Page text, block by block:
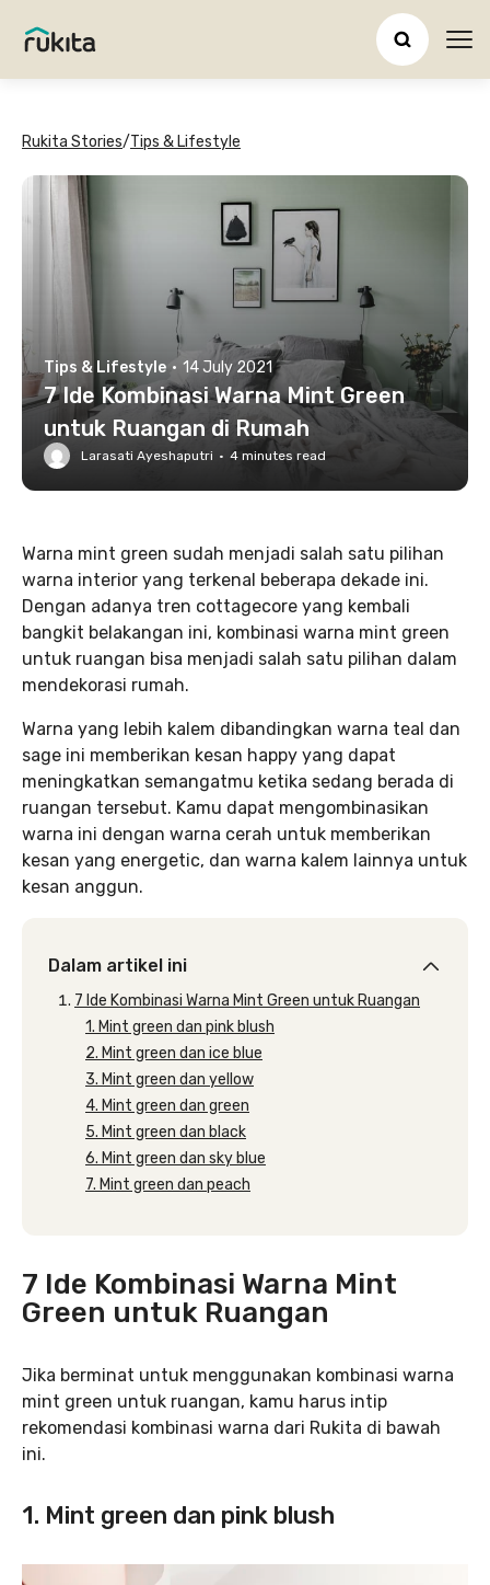
Rukita Stories/Tips & Lifestyle
Tips & Lifestyle · 14 July 2021
7 Ide Kombinasi Warna Mint Green
untuk Ruangan di Rumah
Larasati Ayeshaputri · 4 minutes read
Warna mint green sudah menjadi salah satu pilihan
warna interior yang terkenal beberapa dekade ini.
Dengan adanya tren cottagecore yang kembali
bangkit belakangan ini, kombinasi warna mint green
untuk ruangan bisa menjadi salah satu pilihan dalam
mendekorasi rumah.
Warna yang lebih kalem dibandingkan warna teal dan
sage ini memberikan kesan happy yang dapat
meningkatkan semangatmu ketika sedang berada di
ruangan tersebut. Kamu dapat mengombinasikan
warna ini dengan warna cerah untuk memberikan
kesan yang energetic, dan warna kalem lainnya untuk
kesan anggun.
Dalam artikel ini
7 Ide Kombinasi Warna Mint Green untuk Ruangan
1. Mint green dan pink blush
2. Mint green dan ice blue
3. Mint green dan yellow
4. Mint green dan green
5. Mint green dan black
6. Mint green dan sky blue
7. Mint green dan peach
7 Ide Kombinasi Warna Mint
Green untuk Ruangan
Jika berminat untuk menggunakan kombinasi warna
mint green untuk ruangan, kamu harus intip
rekomendasi kombinasi warna dari Rukita di bawah
ini.
1. Mint green dan pink blush